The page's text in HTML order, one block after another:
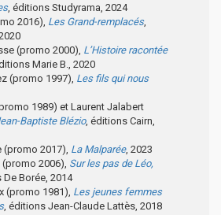
, éditions Studyrama, 2024
2016), Les Grand-remplacés,
(promo 2000), L’Histoire racontée
Marie B., 2020
(promo 1997), Les fils qui nous
1989) et Laurent Jalabert
Baptiste Blézio, éditions Cairn,
2017), La Malparée, 2023
2006), Sur les pas de Léo,
Borée, 2014
(promo 1981), Les jeunes femmes
, éditions Jean-Claude Lattès, 2018